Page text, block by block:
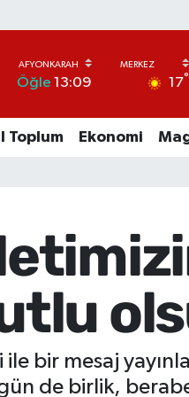
Öğle 13:09 17°
Toplum Ekonomi
bir mesaj
de birlik,